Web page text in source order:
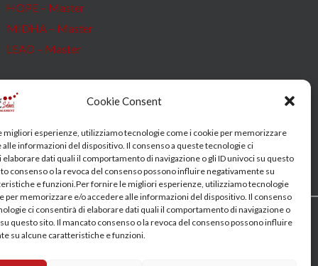
Cookie Consent
migliori esperienze, utilizziamo tecnologie come i cookie per memorizzare
alle informazioni del dispositivo. Il consenso a queste tecnologie ci
dati quali il comportamento di navigazione o gli ID univoci su questo
consenso o la revoca del consenso possono influire negativamente su
e funzioni.Per fornire le migliori esperienze, utilizziamo tecnologie
per memorizzare e/o accedere alle informazioni del dispositivo. Il consenso
ci consentirà di elaborare dati quali il comportamento di navigazione o
questo sito. Il mancato consenso o la revoca del consenso possono influire
su alcune caratteristiche e funzioni.
HOPE – Master
MIDHA – Master
LEAD – Master